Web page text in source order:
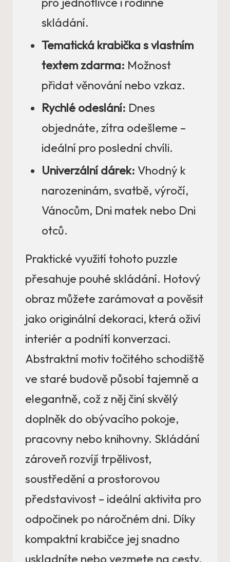
skládání.
Tematická krabička s vlastním
textem zdarma: Možnost
přidat věnování nebo vzkaz.
Rychlé odeslání: Dnes
objednáte, zítra odešleme –
ideální pro poslední chvíli.
Univerzální dárek: Vhodný k
narozeninám, svatbě, výročí,
Vánocům, Dni matek nebo Dni
otců.
Praktické využití tohoto puzzle
přesahuje pouhé skládání. Hotový
obraz můžete zarámovat a pověsit
jako originální dekoraci, která oživí
interiér a podnítí konverzaci.
Abstraktní motiv točitého schodiště
ve staré budově působí tajemně a
elegantně, což z něj činí skvělý
doplněk do obývacího pokoje,
pracovny nebo knihovny. Skládání
zároveň rozvíjí trpělivost,
soustředění a prostorovou
představivost – ideální aktivita pro
odpočinek po náročném dni. Díky
kompaktní krabičce jej snadno